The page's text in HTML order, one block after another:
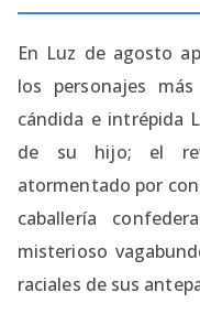
En Luz de agosto
los personajes
cándida e intrépida
de su hijo; el
atormentado por
caballería
misterioso
raciales de sus